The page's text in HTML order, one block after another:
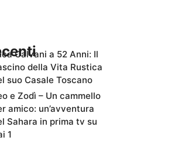
Calvani a 52 Anni: Il
della Vita Rustica
suo Casale Toscano
e Zodì – Un cammello
amico: un’avventura
Sahara in prima tv su
1